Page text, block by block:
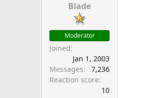
Blade
Moderator
Joined
Jan 1, 2003
Messages
7,236
Reaction score
10